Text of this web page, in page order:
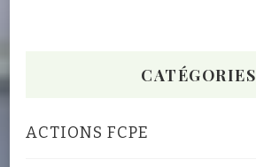
CATÉGORIES
ACTIONS FCPE